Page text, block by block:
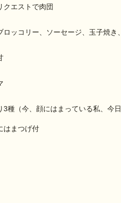
クエストで肉団
ロッコリー、ソーセージ、玉子焼き
3種（今、顔にはまっている私、今
はまつげ付